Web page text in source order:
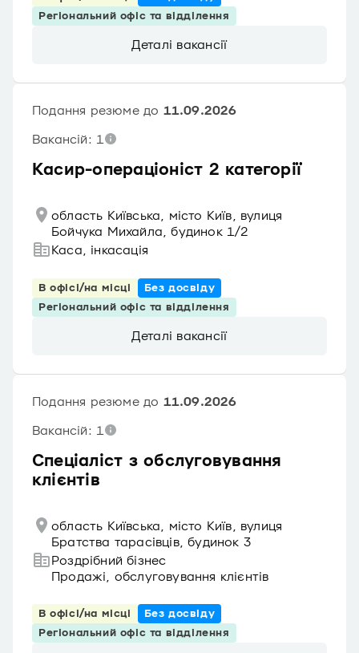
Регіональний офіс та відділення
Деталі вакансії
Касир-операціоніст 2 категорії
Подання резюме до 11.09.2026
Вакансій: 1
область Київська, місто Київ, вулиця
Бойчука Михайла, будинок 1/2
Каса, інкасація
В офісі/на місці
Без досвіду
Регіональний офіс та відділення
Деталі вакансії
Спеціаліст з обслуговування
клієнтів
Подання резюме до 11.09.2026
Вакансій: 1
область Київська, місто Київ, вулиця
Братства тарасівців, будинок 3
Роздрібний бізнес
Продажі, обслуговування клієнтів
В офісі/на місці
Без досвіду
Регіональний офіс та відділення